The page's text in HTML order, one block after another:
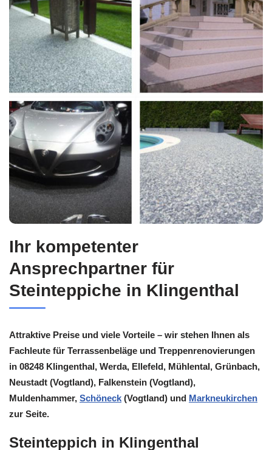
Ihr kompetenter
Ansprechpartner für
Steinteppiche in Klingenthal
Attraktive Preise und viele Vorteile – wir stehen Ihnen als
Fachleute für Terrassenbeläge und Treppenrenovierungen
in 08248 Klingenthal, Werda, Ellefeld, Mühlental, Grünbach,
Neustadt (Vogtland), Falkenstein (Vogtland),
Muldenhammer, Schöneck (Vogtland) und Markneukirchen
zur Seite.
Steinteppich in Klingenthal